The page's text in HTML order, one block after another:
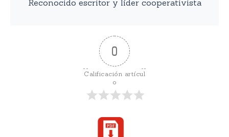
Reconocido escritor y líder cooperativista
0
Calificación artícul
o